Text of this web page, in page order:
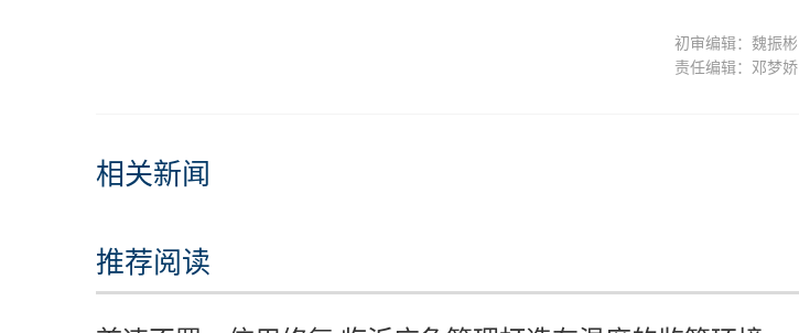
初审编辑：魏振彬
责任编辑：邓梦娇
相关新闻
推荐阅读